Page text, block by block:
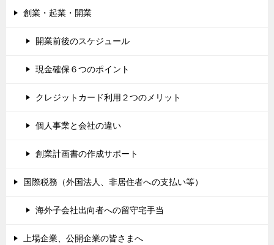
創業・起業・開業
開業前後のスケジュール
現金確保６つのポイント
クレジットカード利用２つのメリット
個人事業と会社の違い
創業計画書の作成サポート
国際税務（外国法人、非居住者への支払い等）
海外子会社出向者への留守宅手当
上場企業、公開企業の皆さまへ